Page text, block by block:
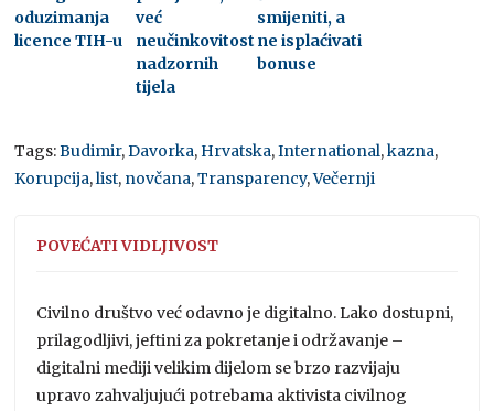
oduzimanja
licence TIH-u
već
neučinkovitost
nadzornih
tijela
smijeniti, a
ne isplaćivati
bonuse
Tags:Budimir,Davorka, Hrvatska,International,kazna,
Korupcija,list, novčana,Transparency,Večernji
POVEĆATI VIDLJIVOST
Civilno društvo već odavno je digitalno. Lako dostupni,
prilagodljivi, jeftini za pokretanje i održavanje –
digitalni mediji velikim dijelom se brzo razvijaju
upravo zahvaljujući potrebama aktivista civilnog